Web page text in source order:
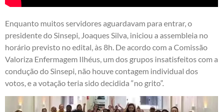
Enquanto muitos servidores aguardavam para entrar, o
presidente do Sinsepi, Joaques Silva, iniciou a assembleia no
horário previsto no edital, às 8h. De acordo com a Comissão
Valoriza Enfermagem Ilhéus, um dos grupos insatisfeitos com a
condução do Sinsepi, não houve contagem individual dos
votos, e a votação teria sido decidida “no grito”.